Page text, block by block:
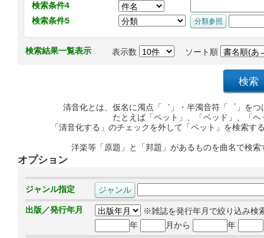
検索条件4
検索条件5
検索結果一覧表示 表示数 ソート順
清音化とは、仮名に濁点「゛」・半濁音符「゜」を
たとえば「ペット」、「ベッド」、「
「清音化する」のチェックを外して「ペット」を検索
洋楽等「原題」と「邦題」があるものを曲名で検
オプション
ジャンル指定
出版／発行年月
※雑誌を発行年月で絞り込み検
年
月から 年